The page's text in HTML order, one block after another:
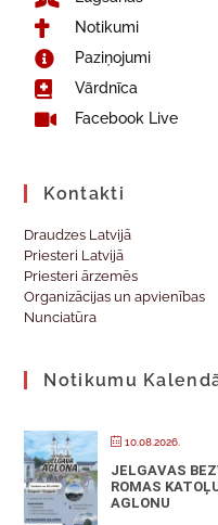
Notikumi
Paziņojumi
Vārdnīca
Facebook Live
Kontakti
Draudzes Latvijā
Priesteri Latvijā
Priesteri ārzemēs
Organizācijas un apvienības
Nunciatūra
Notikumu
10.08.2026.
JELGAVAS
ROMAS
AGLONU